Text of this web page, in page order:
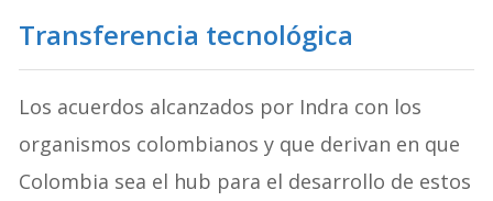
Transferencia tecnológica
Los acuerdos alcanzados por Indra con los
organismos colombianos y que derivan en que
Colombia sea el hub para el desarrollo de estos